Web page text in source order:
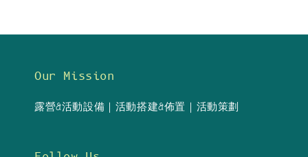
Our Mission
露營&活動設備｜活動搭建&佈置｜活動策劃